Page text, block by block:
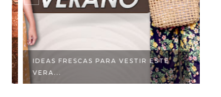
IDEAS FRESCAS PARA VESTIR ESTE
VERA...